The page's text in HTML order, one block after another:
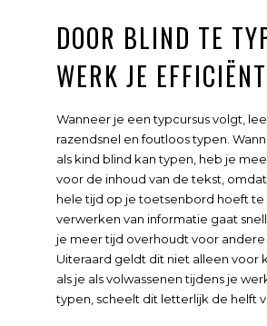
DOOR BLIND TE
WERK JE
Wanneer je een typcursus volgt,
razendsnel en foutloos typen.
als kind blind kan typen, heb je
voor de inhoud van de tekst,
hele tijd op je toetsenbord hoeft te
verwerken van informatie gaat
je meer tijd overhoudt voor andere
Uiteraard geldt dit niet alleen voor
als je als volwassenen tijdens je
typen, scheelt dit letterlijk de helft